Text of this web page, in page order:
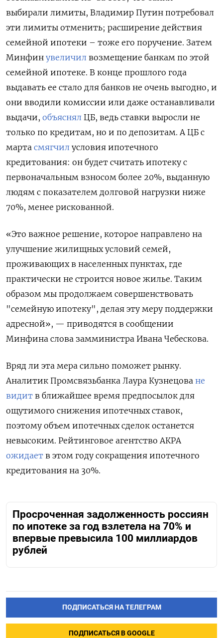
выбирали лимиты, Владимир Путин потребовал
эти лимиты отменить; расширение действия
семейной ипотеки – тоже его поручение. Затем
Минфин увеличил возмещение банкам по этой
семейной ипотеке. В конце прошлого года
выдавать ее стало для банков не очень выгодно, и
они вводили комиссии или даже останавливали
выдачи, объяснял ЦБ, ведь ставки выросли не
только по кредитам, но и по депозитам. А ЦБ с
марта смягчил условия ипотечного
кредитования: он будет считать ипотеку с
первоначальным взносом более 20%, выданную
людям с показателем долговой нагрузки ниже
70%, менее рискованной.
«Это важное решение, которое направлено на
улучшение жилищных условий семей,
проживающих в населенных пунктах, где
практически не строится новое жилье. Таким
образом мы продолжаем совершенствовать
"семейную ипотеку", делая эту меру поддержки
адресной», — приводятся в сообщении
Минфина слова замминистра Ивана Чебескова.
Вряд ли эта мера сильно поможет рынку.
Аналитик Промсвязьбанка Лаура Кузнецова не
видит в ближайшее время предпосылок для
ощутимого снижения ипотечных ставок,
поэтому объем ипотечных сделок останется
невысоким. Рейтинговое агентство АКРА
ожидает в этом году сокращения ипотечного
кредитования на 30%.
Просроченная задолженность россиян
по ипотеке за год взлетела на 70% и
впервые превысила 100 миллиардов
рублей
ПОДПИСАТЬСЯ НА ТЕЛЕГРАМ
ПОДПИСАТЬСЯ В GOOGLE